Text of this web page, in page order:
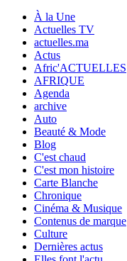
À la Une
Actuelles TV
actuelles.ma
Actus
Afric'ACTUELLES
AFRIQUE
Agenda
archive
Auto
Beauté & Mode
Blog
C'est chaud
C'est mon histoire
Carte Blanche
Chronique
Cinéma & Musique
Contenus de marque
Culture
Dernières actus